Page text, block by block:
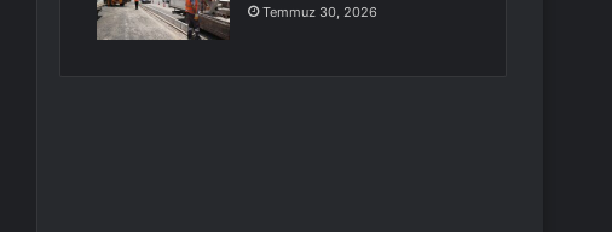
Temmuz 30, 2026